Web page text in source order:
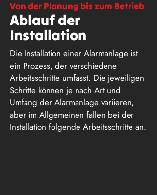
Von der Planung bis zum Betrieb
Ablauf der
Installation
Die Installation einer Alarmanlage ist
ein Prozess, der verschiedene
Arbeitsschritte umfasst. Die jeweiligen
Schritte können je nach Art und
Umfang der Alarmanlage variieren,
aber im Allgemeinen fallen bei der
Installation folgende Arbeitsschritte an.